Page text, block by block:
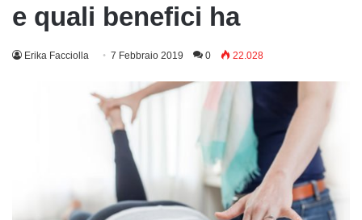
e quali benefici ha
Erika Facciolla 7 Febbraio 2019 0 22.028